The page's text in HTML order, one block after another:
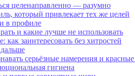
целенаправленно — разумно
который привлекает тех же целей
в профиле
и какие лучше не использовать
как заинтересовать без хитростей
серьёзные намерения и
гигиена